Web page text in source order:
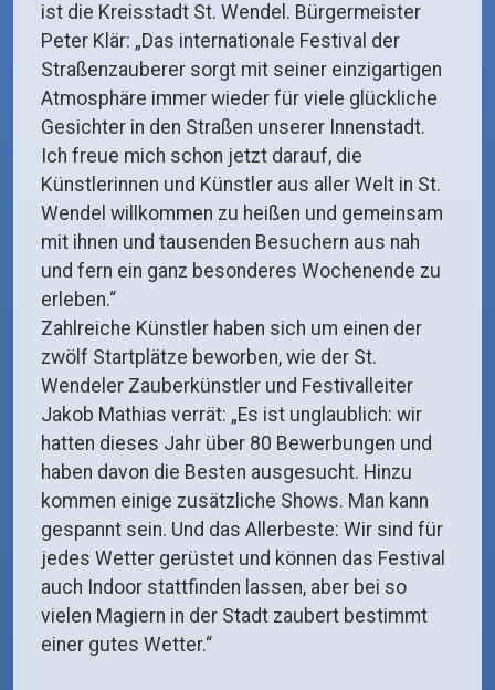
ist die Kreisstadt St. Wendel. Bürgermeister
Peter Klär: „Das internationale Festival der
Straßenzauberer sorgt mit seiner einzigartigen
Atmosphäre immer wieder für viele glückliche
Gesichter in den Straßen unserer Innenstadt.
Ich freue mich schon jetzt darauf, die
Künstlerinnen und Künstler aus aller Welt in St.
Wendel willkommen zu heißen und gemeinsam
mit ihnen und tausenden Besuchern aus nah
und fern ein ganz besonderes Wochenende zu
erleben.“
Zahlreiche Künstler haben sich um einen der
zwölf Startplätze beworben, wie der St.
Wendeler Zauberkünstler und Festivalleiter
Jakob Mathias verrät: „Es ist unglaublich: wir
hatten dieses Jahr über 80 Bewerbungen und
haben davon die Besten ausgesucht. Hinzu
kommen einige zusätzliche Shows. Man kann
gespannt sein. Und das Allerbeste: Wir sind für
jedes Wetter gerüstet und können das Festival
auch Indoor stattfinden lassen, aber bei so
vielen Magiern in der Stadt zaubert bestimmt
einer gutes Wetter.“